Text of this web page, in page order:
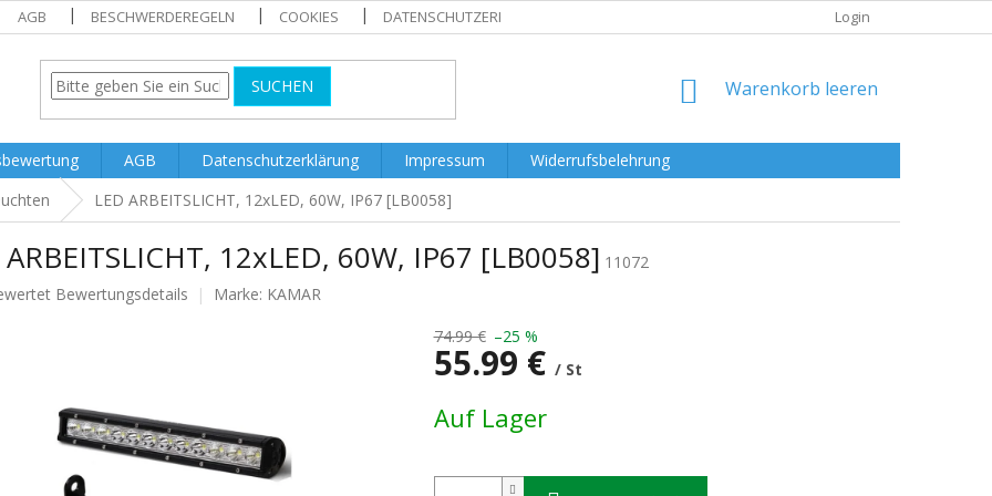
AGB BESCHWERDEREGELN COOKIES DATENSCHUTZERKLÄRUNG Login
SUCHEN WARENKORB
Warenkorb leeren
AGB Datenschutzerklärung Impressum
Widerrufsbelehrung
LED ARBEITSLICHT, 12xLED, 60W, IP67 [LB0058]
ARBEITSLICHT, 12xLED, 60W, IP67 [LB0058] 11072
Bewertungsdetails Marke: KAMAR
74.99 € –25 %
55.99 € / St
Auf Lager